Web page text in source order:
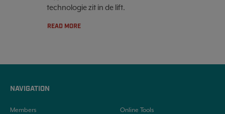
technologie zit in de lift.
READ MORE
NAVIGATION
Members
Online Tools